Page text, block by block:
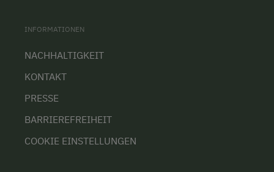
INFORMATIONEN
NACHHALTIGKEIT
KONTAKT
PRESSE
BARRIEREFREIHEIT
COOKIE EINSTELLUNGEN